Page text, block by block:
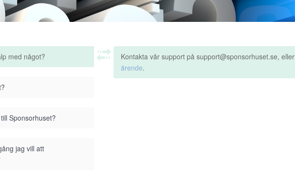
med något?
Sponsorhuset?
jag vill att
Kontakta vår support på support@sponsorhuset.se, eller
ärende.